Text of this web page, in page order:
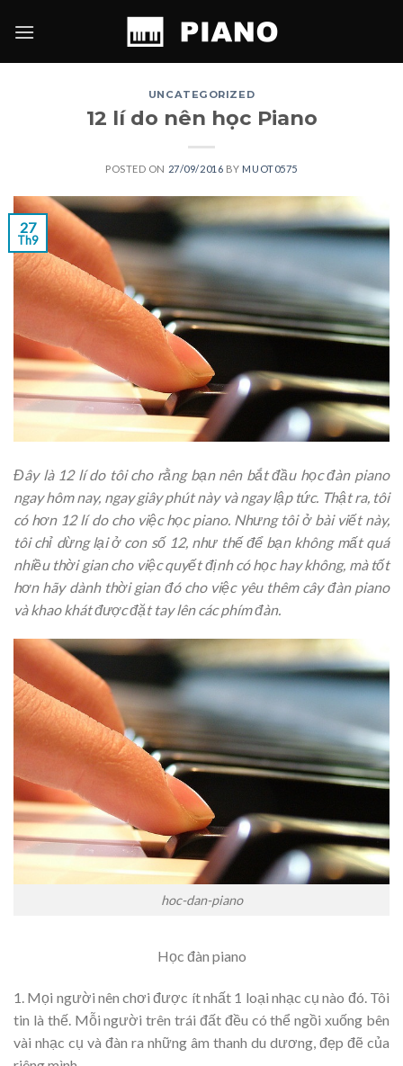
UNCATEGORIZED
12 lí do nên học Piano
POSTED ON 27/09/2016 BY MUOT0575
27
Th9
Đây là 12 lí do tôi cho rằng bạn nên bắt đầu học đàn piano
ngay hôm nay, ngay giây phút này và ngay lập tức. Thật ra, tôi
có hơn 12 lí do cho việc học piano. Nhưng tôi ở bài viết này,
tôi chỉ dừng lại ở con số 12, như thế để bạn không mất quá
nhiều thời gian cho việc quyết định có học hay không, mà tốt
hơn hãy dành thời gian đó cho việc yêu thêm cây đàn piano
và khao khát được đặt tay lên các phím đàn.
hoc-dan-piano
Học đàn piano
1. Mọi người nên chơi được ít nhất 1 loại nhạc cụ nào đó. Tôi
tin là thế. Mỗi người trên trái đất đều có thể ngồi xuống bên
vài nhạc cụ và đàn ra những âm thanh du dương, đẹp đẽ của